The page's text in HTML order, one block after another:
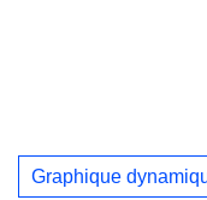
Graphique